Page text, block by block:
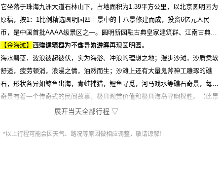
它坐落于珠海九洲大道石林山下，占地面积为1.39平方公里，以北京圆明园为
原稿，按1：1比例精选圆明园四十景中的十八景修建而成，投资6亿元人民
币，是中国首批AAAA级景区之一。圆明新园融古典皇家建筑群、江南古典园
林建筑群和西洋建筑群为一体，为游客再现圆明园。
【金海滩】 （赠送项目）不含导游讲解
海水碧蓝，波浪彼起彼伏，实为海浴、冲浪的理想之地；漫步沙滩，沙质柔软
舒适，疲劳顿消，浪漫之情，油然而生；沙滩上还有大量鬼斧神工雕琢的礁
石，形状各异如鲸鱼出海，青蛙捕猎，鲤鱼寻觅，河马戏水等礁石奇景，每个
奇景有着一个传奇式的民间故事，极具观赏价值和极具海岛寻幽探胜。（此景
点为赠送景点客人自由活动不含导游）后前往珠海机场返回太原，结束愉快的
展开当天全部行程 ▽
*以上行程可能会因天气、路况等原因做相应调整，敬请谅解！